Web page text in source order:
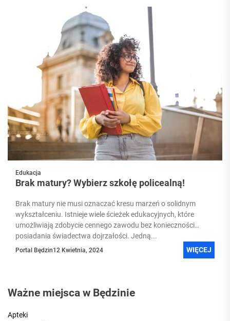
Edukacja
Brak matury? Wybierz szkołę policealną!
Brak matury nie musi oznaczać kresu marzeń o solidnym
wykształceniu. Istnieje wiele ścieżek edukacyjnych, które
umożliwiają zdobycie cennego zawodu bez konieczności
posiadania świadectwa dojrzałości. Jedną...
Portal Będzin12 Kwietnia, 2024 WIĘCEJ
Ważne miejsca w Będzinie
Apteki